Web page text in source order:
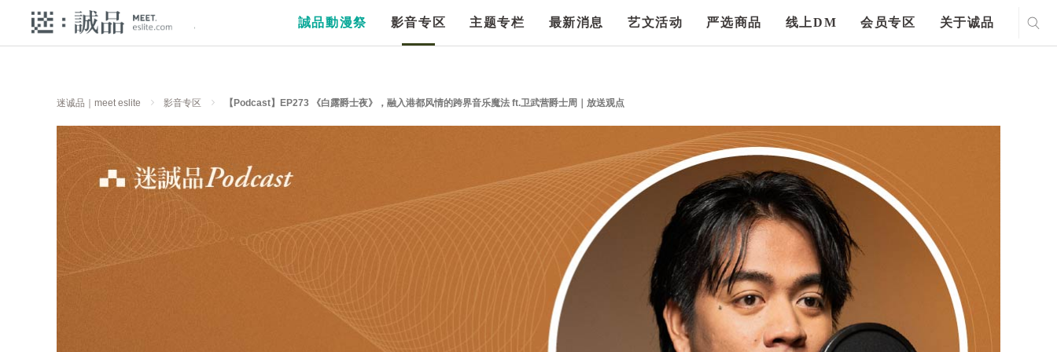
誠品動漫祭 影音专区 主题专栏 最新消息 艺文活动 严选商品 线上DM 会员专区 关于诚品
迷诚品｜meet eslite 影音专区 【Podcast】EP273 《白露爵士夜》，融入港都风情的跨界音乐魔法 ft.卫武营爵士周｜放送观点